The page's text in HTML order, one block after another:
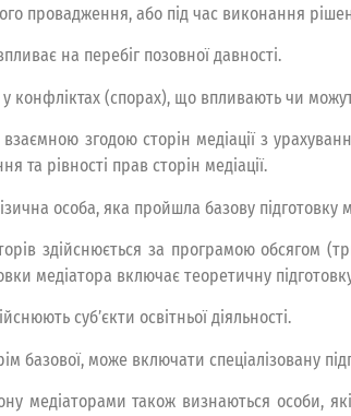
провадження, або під час виконання
на перебіг позовної давності.
конфліктах (спорах), що впливають чи
згодою сторін медіації з
та рівності прав сторін медіації.
особа, яка пройшла базову підготовку
здійснюється за програмою
медіатора включає теоретичну
суб’єкти освітньої діяльності.
базової, може включати спеціалізовану
медіаторами також визнаються особи,